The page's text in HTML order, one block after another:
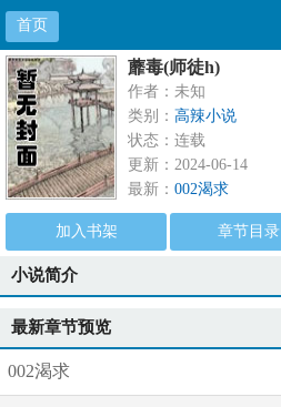
首页
蘼毒(师徒h)
作者：未知
类别： 高辣小说
状态：连载
更新：2024-06-14
最新： 002渴求
加入书架 章节目录
小说简介
最新章节预览
002渴求